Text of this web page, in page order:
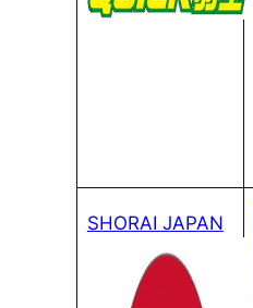
SHORAI JAPAN